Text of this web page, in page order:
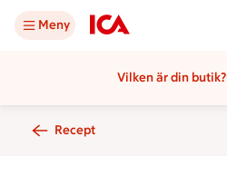
Meny
Vilken är din butik?
Recept